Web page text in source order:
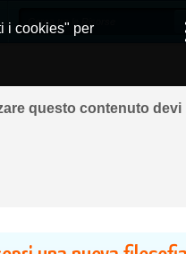
questo contenuto devi
ovunque grazie a
i cookies" per